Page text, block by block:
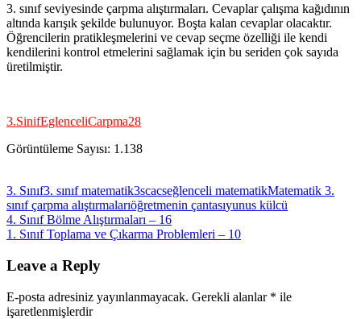
3. sınıf seviyesinde çarpma alıştırmaları. Cevaplar çalışma kağıdının
altında karışık şekilde bulunuyor. Boşta kalan cevaplar olacaktır.
Öğrencilerin pratikleşmelerini ve cevap seçme özelliği ile kendi
kendilerini kontrol etmelerini sağlamak için bu seriden çok sayıda
üretilmiştir.
3.SinifEglenceliCarpma28
Görüntüleme Sayısı: 1.138
3. Sınıf3. sınıf matematik3scacseğlenceli matematikMatematik 3.
sınıf çarpma alıştırmalarıöğretmenin çantasıyunus külcü
Yazı
gezinmesi
Previous
Post:
4. Sınıf Bölme Alıştırmaları – 16
Next
1. Sınıf Toplama ve Çıkarma Problemleri – 10
Leave a Reply
E-posta adresiniz yayınlanmayacak. Gerekli alanlar * ile
işaretlenmişlerdir